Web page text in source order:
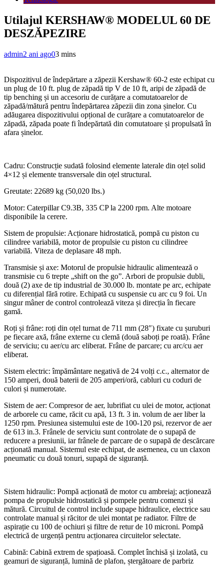
Utilajul KERSHAW® MODELUL 60 DE
DESZĂPEZIRE
admin2 ani ago03 mins
Dispozitivul de îndepărtare a zăpezii Kershaw® 60-2 este echipat cu
un plug de 10 ft. plug de zăpadă tip V de 10 ft, aripi de zăpadă de
tip benching și un accesoriu de curățare a comutatoarelor de
zăpadă/mătură pentru îndepărtarea zăpezii din zona șinelor. Cu
adăugarea dispozitivului opțional de curățare a comutatoarelor de
zăpadă, zăpada poate fi îndepărtată din comutatoare și propulsată în
afara șinelor.
Cadru: Construcție sudată folosind elemente laterale din oțel solid
4×12 și elemente transversale din oțel structural.
Greutate: 22689 kg (50,020 lbs.)
Motor: Caterpillar C9.3B, 335 CP la 2200 rpm. Alte motoare
disponibile la cerere.
Sistem de propulsie: Acționare hidrostatică, pompă cu piston cu
cilindree variabilă, motor de propulsie cu piston cu cilindree
variabilă. Viteza de deplasare 48 mph.
Transmisie și axe: Motorul de propulsie hidraulic alimentează o
transmisie cu 6 trepte „shift on the go”. Arbori de propulsie dubli,
două (2) axe de tip industrial de 30.000 lb. montate pe arc, echipate
cu diferențial fără rotire. Echipată cu suspensie cu arc cu 9 foi. Un
singur mâner de control controlează viteza și direcția în fiecare
gamă.
Roți și frâne: roți din oțel turnat de 711 mm (28″) fixate cu șuruburi
pe fiecare axă, frâne externe cu clemă (două saboți pe roată). Frâne
de serviciu; cu aer/cu arc eliberat. Frâne de parcare; cu arc/cu aer
eliberat.
Sistem electric: împământare negativă de 24 volți c.c., alternator de
150 amperi, două baterii de 205 amperi/oră, cabluri cu coduri de
culori și numerotate.
Sistem de aer: Compresor de aer, lubrifiat cu ulei de motor, acționat
de arborele cu came, răcit cu apă, 13 ft. 3 in. volum de aer liber la
1250 rpm. Presiunea sistemului este de 100-120 psi, rezervor de aer
de 613 in.3. Frânele de serviciu sunt controlate de o supapă de
reducere a presiunii, iar frânele de parcare de o supapă de descărcare
acționată manual. Sistemul este echipat, de asemenea, cu un claxon
pneumatic cu două tonuri, supapă de siguranță.
Sistem hidraulic: Pompă acționată de motor cu ambreiaj; acționează
pompa de propulsie hidrostatică și pompele pentru comenzi și
mătură. Circuitul de control include supape hidraulice, electrice sau
controlate manual și răcitor de ulei montat pe radiator. Filtre de
aspirație cu 100 de ochiuri și filtre de retur de 10 microni. Pompă
electrică de urgență pentru acționarea circuitelor selectate.
Cabină: Cabină extrem de spațioasă. Complet închisă și izolată, cu
geamuri de siguranță, lumină de plafon, ștergătoare de parbriz